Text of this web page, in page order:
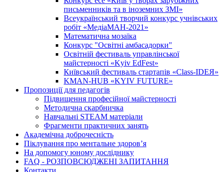
письменників та в іноземних ЗМІ»
Всеукраїнський творчий конкурс учнівських
робіт «МедіаМАН-2021»
Математична мозаїка
Конкурс "Освітні амбасадорки"
Освітній фестиваль управлінської
майстерності «Kyiv EdFest»
Київський фестиваль стартапів «Class-IDEЯ»
KMAN-HUB «KYIV FUTURE»
Пропозиції для педагогів
Підвищення професійної майстерності
Методична скарбничка
Навчальні STEAM матеріали
Фрагменти практичних занять
Академічна доброчесність
Піклування про ментальне здоровʼя
На допомогу юному досліднику
FAQ - РОЗПОВСЮДЖЕНІ ЗАПИТАННЯ